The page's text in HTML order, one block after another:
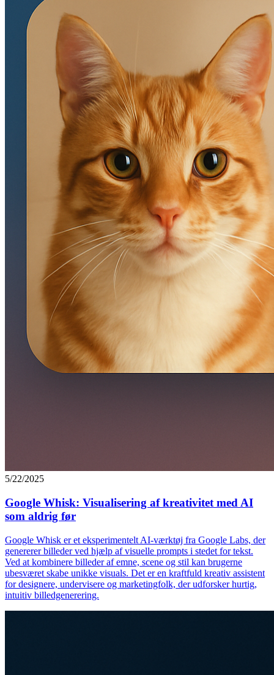
5/22/2025
Google Whisk: Visualisering af kreativitet med AI
som aldrig før
Google Whisk er et eksperimentelt AI-værktøj fra Google Labs, der
genererer billeder ved hjælp af visuelle prompts i stedet for tekst.
Ved at kombinere billeder af emne, scene og stil kan brugerne
ubesværet skabe unikke visuals. Det er en kraftfuld kreativ assistent
for designere, undervisere og marketingfolk, der udforsker hurtig,
intuitiv billedgenerering.